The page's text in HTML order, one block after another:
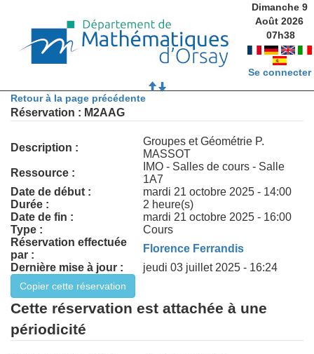
Dimanche 9
Août 2026
07h38
Se connecter
Retour à la page précédente
Réservation : M2AAG
Description :
Groupes et Géométrie P.
MASSOT
Ressource :
IMO - Salles de cours - Salle
1A7
Date de début :
mardi 21 octobre 2025 - 14:00
Durée :
2 heure(s)
Date de fin :
mardi 21 octobre 2025 - 16:00
Type :
Cours
Réservation effectuée
par :
Florence Ferrandis
Dernière mise à jour :
jeudi 03 juillet 2025 - 16:24
Cette réservation est attachée à une
périodicité